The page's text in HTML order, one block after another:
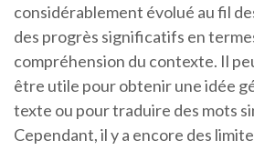
considérablement évolué au fil
des progrès significatifs en
compréhension du contexte. Il
être utile pour obtenir une idée
texte ou pour traduire des mots
Cependant, il y a encore des